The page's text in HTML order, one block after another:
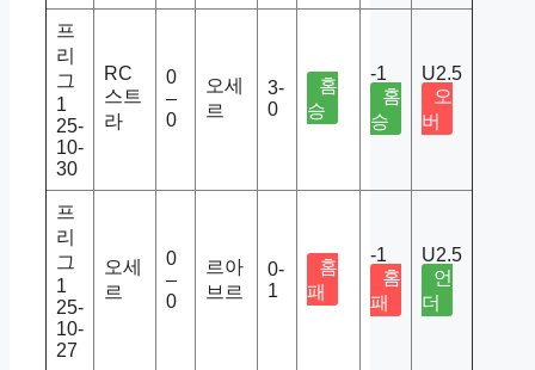
프
리
그
1
25-
10-
30
RC
스트
라
0
–
0
오세
르
3-
0
홈
승
-1
홈
승
U2.5
오
버
프
리
그
1
25-
10-
27
오세
르
0
–
0
르아
브르
0-
1
홈
패
-1
홈
패
U2.5
언
더